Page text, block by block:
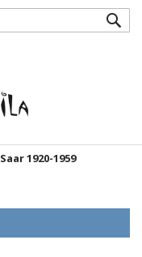
Saar 1920-1959